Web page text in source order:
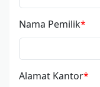
Nama Pemilik
Alamat Kantor